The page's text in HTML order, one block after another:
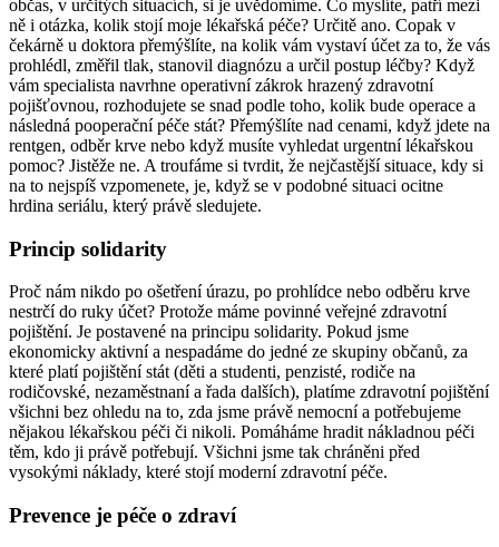
občas, v určitých situacích, si je uvědomíme. Co myslíte, patří mezi
ně i otázka, kolik stojí moje lékařská péče? Určitě ano. Copak v
čekárně u doktora přemýšlíte, na kolik vám vystaví účet za to, že vás
prohlédl, změřil tlak, stanovil diagnózu a určil postup léčby? Když
vám specialista navrhne operativní zákrok hrazený zdravotní
pojišťovnou, rozhodujete se snad podle toho, kolik bude operace a
následná pooperační péče stát? Přemýšlíte nad cenami, když jdete na
rentgen, odběr krve nebo když musíte vyhledat urgentní lékařskou
pomoc? Jistěže ne. A troufáme si tvrdit, že nejčastější situace, kdy si
na to nejspíš vzpomenete, je, když se v podobné situaci ocitne
hrdina seriálu, který právě sledujete.
Princip solidarity
Proč nám nikdo po ošetření úrazu, po prohlídce nebo odběru krve
nestrčí do ruky účet? Protože máme povinné veřejné zdravotní
pojištění. Je postavené na principu solidarity. Pokud jsme
ekonomicky aktivní a nespadáme do jedné ze skupiny občanů, za
které platí pojištění stát (děti a studenti, penzisté, rodiče na
rodičovské, nezaměstnaní a řada dalších), platíme zdravotní pojištění
všichni bez ohledu na to, zda jsme právě nemocní a potřebujeme
nějakou lékařskou péči či nikoli. Pomáháme hradit nákladnou péči
těm, kdo ji právě potřebují. Všichni jsme tak chráněni před
vysokými náklady, které stojí moderní zdravotní péče.
Prevence je péče o zdraví